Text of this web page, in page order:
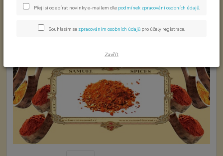
Čertův guláš
Přeji si odebírat novinky e-mailem dle podmínek zpracování osobních údajů
Souhlasím se zpracováním osobních údajů pro účely registrace.
Zavřít